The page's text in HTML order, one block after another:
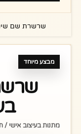
שרשרת שם
מבצע מיוחד
מתנות בעיצוב אישי /